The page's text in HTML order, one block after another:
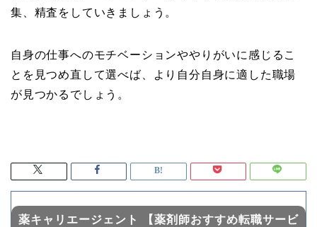
集、精査をしていきましょう。
自身の仕事へのモチベーションややりがいに感じるこ
とを見つめ直して選べば、より自分自身に適した職場
が見つかるでしょう。
薬キャリエージェント 【薬剤師おすすめ転職サービ